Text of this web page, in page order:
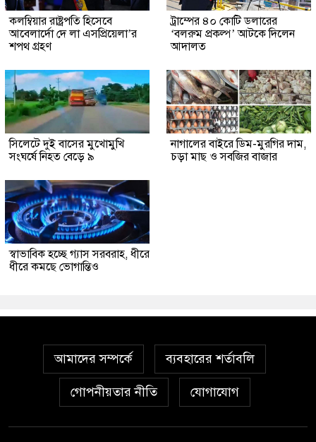
কলম্বিয়ার রাষ্ট্রপতি হিসেবে
আবেলার্দো দে লা এসপ্রিয়েলা’র
শপথ গ্রহণ
ট্রাম্পের ৪০ কোটি ডলারের
‘বলরুম প্রকল্প’ আটকে দিলেন
আদালত
সিলেটে দুই বাসের মুখোমুখি
সংঘর্ষে নিহত বেড়ে ৯
নাগালের বাইরে ডিম-মুরগির দাম,
চড়া মাছ ও সবজির বাজার
স্বাভাবিক হচ্ছে গ্যাস সরবরাহ, ধীরে
ধীরে কমছে ভোগান্তিও
আমাদের সম্পর্কে ব্যবহারের শর্তাবলি
গোপনীয়তার নীতি যোগাযোগ